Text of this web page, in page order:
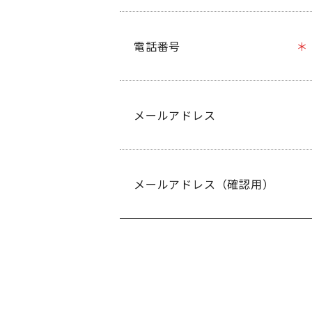
電話番号
メールアドレス
メールアドレス（確認用）